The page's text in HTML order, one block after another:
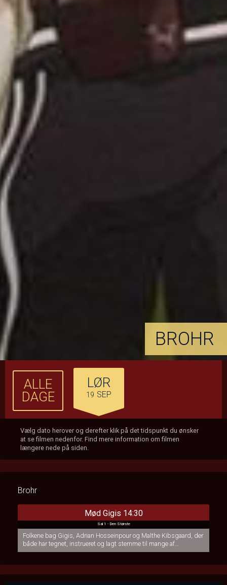
BROHR
ALLE
DAGE
LØR
19 SEP
Vælg dato herover og derefter klik på det tidspunkt du ønsker
at se filmen nedenfor. Find mere information om filmen
længere nede på siden.
Brohr
Sal 1 - Den Største
Mød Gigis 14:30
Folkene bag Gigis, Adrian Hosseinpour og Malthe Kibsgaard, der
både har tegnet, instrueret og lagt stemme til mange af
karaktererne, kommer herned og indleder filmen.